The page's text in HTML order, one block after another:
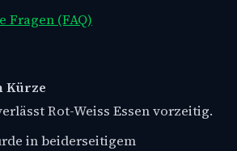
Fragen (FAQ)
Kürze
Rot-Weiss Essen vorzeitig.
in beiderseitigem